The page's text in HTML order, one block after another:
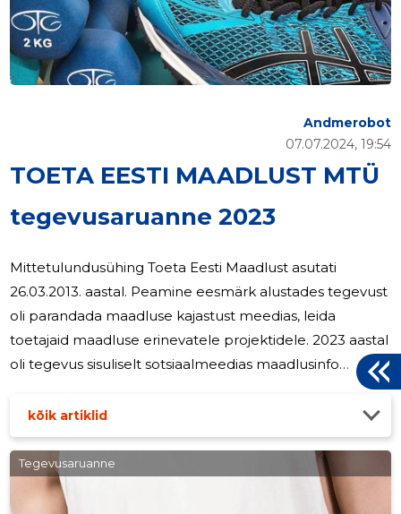
TOETA EESTI MAADLUST MTÜ
tegevusaruanne 2023
07.07.2024, 19:54
Andmerobot
Mittetulundusühing Toeta Eesti Maadlust asutati
26.03.2013. aastal. Peamine eesmärk alustades tegevust
oli parandada maadluse kajastust meedias, leida
toetajaid maadluse erinevatele projektidele. 2023 aastal
oli tegevus sisuliselt sotsiaalmeedias maadlusinfo
ka tuleval aastal maadluse edendamist ja toetamist.
kõik artiklid
Tegevusaruanne